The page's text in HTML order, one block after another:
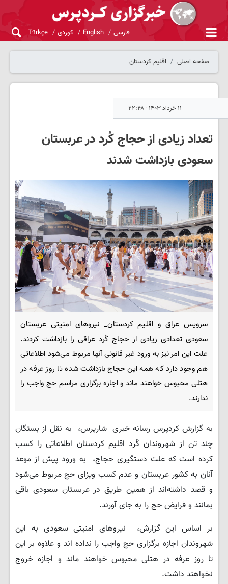
فارسی English کوردی Türkçe
صفحه اصلی اقلیم کردستان
۱۱ خرداد ۱۴۰۳ - ۲۲:۴۸
تعداد زیادی از حجاج کُرد در عربستان
سعودی بازداشت شدند
سرویس عراق و اقلیم کردستان_ نیروهای امنیتی عربستان
سعودی تعدادی زیادی از حجاج کُرد عراقی را بازداشت کردند.
علت این امر نیز به ورود غیر قانونی آنها مربوط می‌شود اطلاعاتی
هم وجود دارد که همه این حجاج بازداشت شده تا روز عرفه در
هتلی محبوس خواهند ماند و اجازه برگزاری مراسم حج واجب را
ندارند.
به گزارش کردپرس رسانه خبری شارپرس، به نقل از بستگان
چند تن از شهروندان کُرد اقلیم کردستان اطلاعاتی را کسب
کرده است که علت دستگیری حجاج، به ورود پیش از موعد
آنان به کشور عربستان و عدم کسب ویزای حج مربوط می‌شود
و قصد داشته‌اند از همین طریق در عربستان سعودی باقی
بمانند و فرایض حج را به جای آورند.
بر اساس این گزارش، نیروهای امنیتی سعودی به این
شهروندان اجازه برگزاری حج واجب را نداده اند و علاوه بر این
تا روز عرفه در هتلی محبوس خواهند ماند و اجازه خروج
نخواهند داشت.